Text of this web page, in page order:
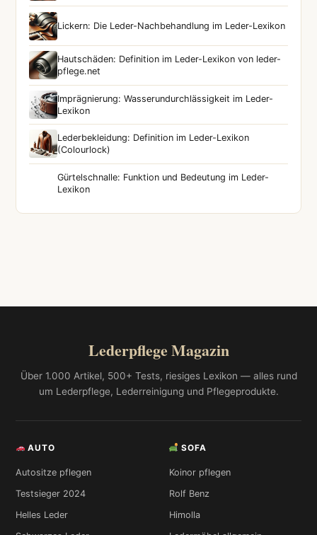
Lickern: Die Leder-Nachbehandlung im Leder-Lexikon
Hautschäden: Definition im Leder-Lexikon von leder-
pflege.net
Imprägnierung: Wasserundurchlässigkeit im Leder-
Lexikon
Lederbekleidung: Definition im Leder-Lexikon
(Colourlock)
Gürtelschnalle: Funktion und Bedeutung im Leder-
Lexikon
Lederpflege Magazin
Über 1.000 Artikel, 500+ Tests, riesiges Lexikon — alles rund
um Lederpflege, Lederreinigung und Pflegeprodukte.
AUTO
Autositze pflegen
Testsieger 2024
Helles Leder
SOFA
Koinor pflegen
Rolf Benz
Himolla